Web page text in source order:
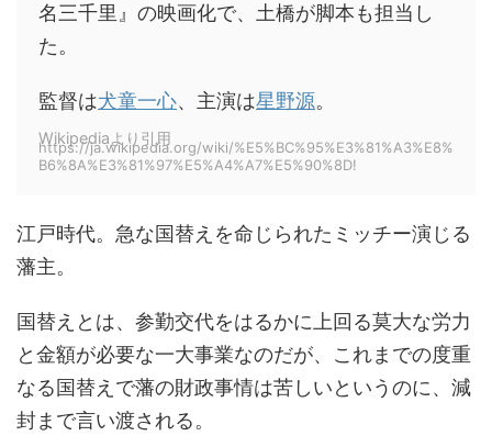
名三千里』の映画化で、土橋が脚本も担当し
た。
監督は犬童一心、主演は星野源。
Wikipediaより引用
https://ja.wikipedia.org/wiki/%E5%BC%95%E3%81%A3%E8%
B6%8A%E3%81%97%E5%A4%A7%E5%90%8D!
江戸時代。急な国替えを命じられたミッチー演じる
藩主。
国替えとは、参勤交代をはるかに上回る莫大な労力
と金額が必要な一大事業なのだが、これまでの度重
なる国替えで藩の財政事情は苦しいというのに、減
封まで言い渡される。